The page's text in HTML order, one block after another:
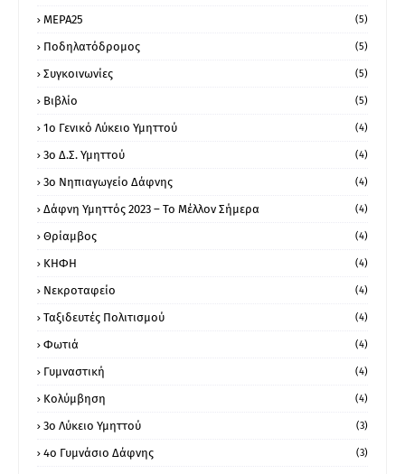
ΜΕΡΑ25 (5)
Ποδηλατόδρομος (5)
Συγκοινωνίες (5)
Βιβλίο (5)
1ο Γενικό Λύκειο Υμηττού (4)
3ο Δ.Σ. Υμηττού (4)
3ο Νηπιαγωγείο Δάφνης (4)
Δάφνη Υμηττός 2023 – Το Μέλλον Σήμερα (4)
Θρίαμβος (4)
ΚΗΦΗ (4)
Νεκροταφείο (4)
Ταξιδευτές Πολιτισμού (4)
Φωτιά (4)
Γυμναστική (4)
Κολύμβηση (4)
3ο Λύκειο Υμηττού (3)
4ο Γυμνάσιο Δάφνης (3)